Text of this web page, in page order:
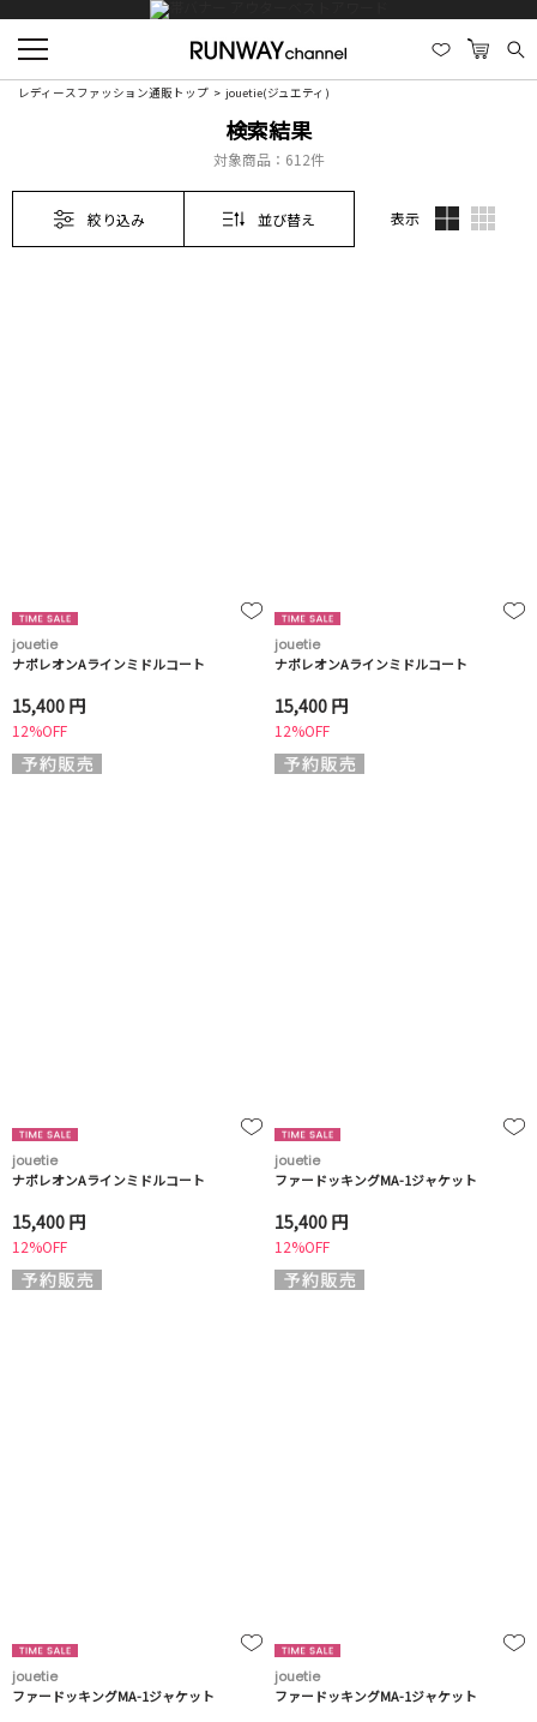
レディースファッション通販トップ jouetie(ジュエティ)
検索結果
対象商品： 612件
絞り込み 並び替え 表示
jouetie
ナポレオンAラインミドルコート
15,400 円
12%OFF
jouetie
ナポレオンAラインミドルコート
15,400 円
12%OFF
jouetie
ナポレオンAラインミドルコート
15,400 円
12%OFF
jouetie
ファードッキングMA-1ジャケット
15,400 円
12%OFF
jouetie
ファードッキングMA-1ジャケット
jouetie
ファードッキングMA-1ジャケット